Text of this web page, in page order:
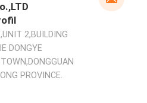
2,BUILDING
DONGYE
PROVINCE.